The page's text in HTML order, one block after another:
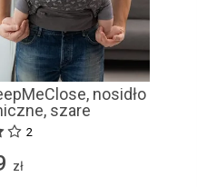
nosidło
szare
2
zł